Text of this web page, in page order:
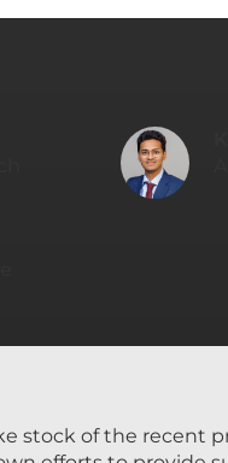
stock of the recent